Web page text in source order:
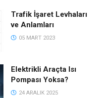
Trafik İşaret Levhaları
ve Anlamları
05 MART 2023
Elektrikli Araçta Isı
Pompası Yoksa?
24 ARALIK 2025